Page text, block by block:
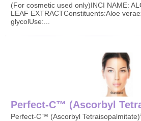
(For cosmetic used only)INCI NAME:
LEAF EXTRACTConstituents:Aloe
glycolUse:...
Perfect-C ™ (Ascorbyl
Perfect-C ™ (Ascorbyl